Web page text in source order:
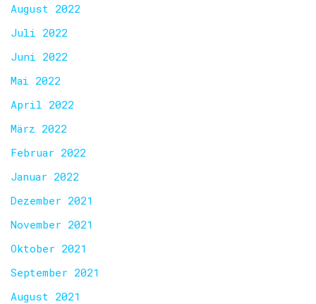
August 2022
Juli 2022
Juni 2022
Mai 2022
April 2022
März 2022
Februar 2022
Januar 2022
Dezember 2021
November 2021
Oktober 2021
September 2021
August 2021